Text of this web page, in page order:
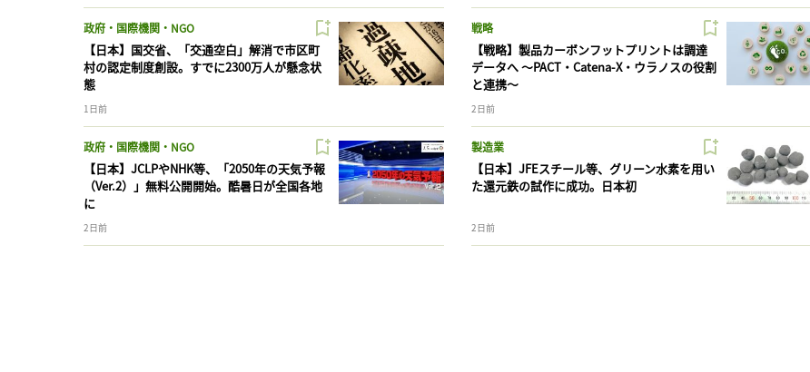
政府・国際機関・NGO
【日本】国交省、「交通空白」解消で市区町
村の認定制度創設。すでに2300万人が懸念状
態
1日前
戦略
【戦略】製品カーボンフットプリントは調達
データへ 〜PACT・Catena-X・ウラノスの役割
と連携〜
2日前
政府・国際機関・NGO
【日本】JCLPやNHK等、「2050年の天気予報
（Ver.2）」無料公開開始。酷暑日が全国各地
に
2日前
製造業
【日本】JFEスチール等、グリーン水素を用い
た還元鉄の試作に成功。日本初
2日前